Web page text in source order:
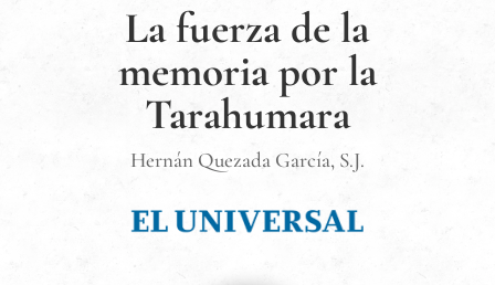
La fuerza de la
memoria por la
Tarahumara
Hernán Quezada García, S.J.